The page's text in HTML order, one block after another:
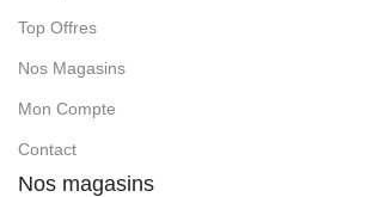
Top Offres
Nos Magasins
Mon Compte
Contact
Nos magasins